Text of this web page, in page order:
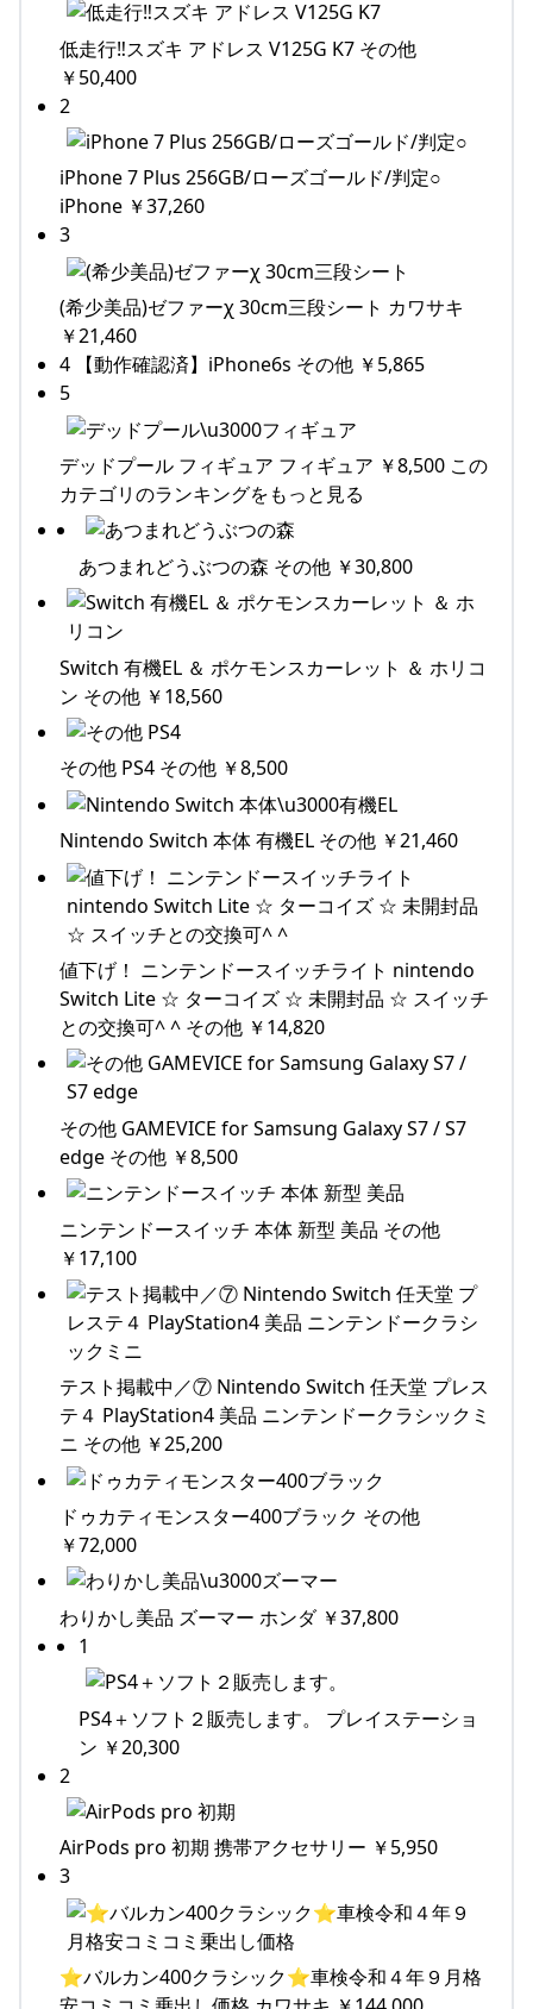
低走行‼︎スズキ アドレス V125G K7 その他
￥50,400
2
iPhone 7 Plus 256GB/ローズゴールド/判定○
iPhone ￥37,260
3
(希少美品)ゼファーχ 30cm三段シート カワサキ
￥21,460
4 【動作確認済】iPhone6s その他 ￥5,865
5
デッドプール フィギュア フィギュア ￥8,500 この
カテゴリのランキングをもっと見る
あつまれどうぶつの森 その他 ￥30,800
Switch 有機EL ＆ ポケモンスカーレット ＆ ホリコ
ン その他 ￥18,560
その他 PS4 その他 ￥8,500
Nintendo Switch 本体 有機EL その他 ￥21,460
値下げ！ ニンテンドースイッチライト nintendo
Switch Lite ☆ ターコイズ ☆ 未開封品 ☆ スイッチ
との交換可^ ^ その他 ￥14,820
その他 GAMEVICE for Samsung Galaxy S7 / S7
edge その他 ￥8,500
ニンテンドースイッチ 本体 新型 美品 その他
￥17,100
テスト掲載中／⑦ Nintendo Switch 任天堂 プレス
テ４ PlayStation4 美品 ニンテンドークラシックミ
ニ その他 ￥25,200
ドゥカティモンスター400ブラック その他
￥72,000
わりかし美品 ズーマー ホンダ ￥37,800
1
PS4＋ソフト２販売します。 プレイステーショ
ン ￥20,300
2
AirPods pro 初期 携帯アクセサリー ￥5,950
3
⭐️バルカン400クラシック⭐️車検令和４年９月格